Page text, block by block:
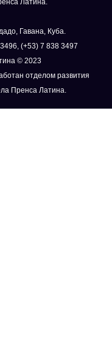
Латина.
Гавана, Куба.
(+53) 7 838 3497
© 2023
отделом развития
Пренса Латина.